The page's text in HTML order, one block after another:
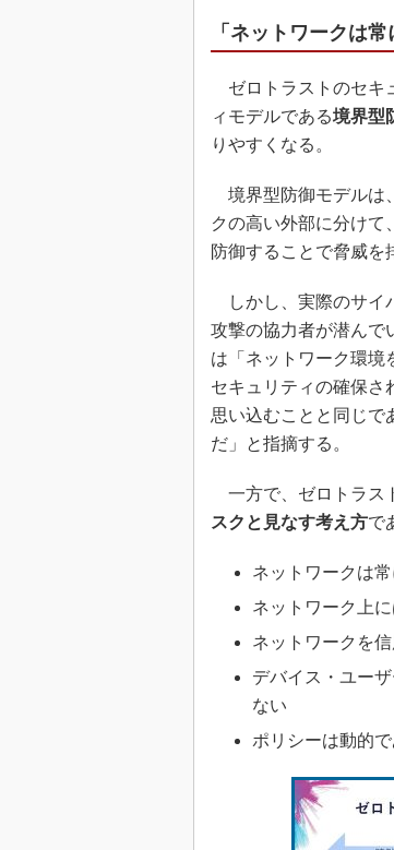
「ネットワークは常
ゼロトラストのセキ
ィモデルである境界型
りやすくなる。
境界型防御モデルは
クの高い外部に分けて
防御することで脅威を
しかし、実際のサイ
攻撃の協力者が潜んで
は「ネットワーク環境
セキュリティの確保さ
思い込むことと同じで
だ」と指摘する。
一方で、ゼロトラス
スクと見なす考え方で
ネットワークは
ネットワーク上
ネットワークを
デバイス・ユー
ない
ポリシーは動的